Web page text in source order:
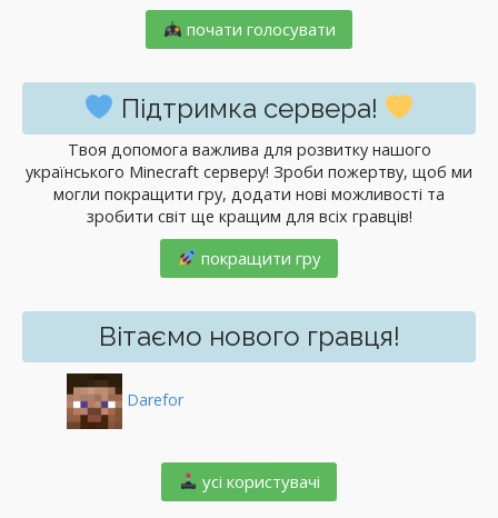
почати голосувати
Підтримка сервера!
Твоя допомога важлива для розвитку нашого
українського Minecraft серверу! Зроби пожертву, щоб ми
могли покращити гру, додати нові можливості та
зробити світ ще кращим для всіх гравців!
покращити гру
Вітаємо нового гравця!
Darefor
️ усі користувачі